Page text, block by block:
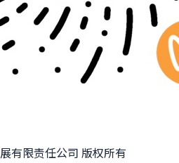
有限责任公司 版权所有